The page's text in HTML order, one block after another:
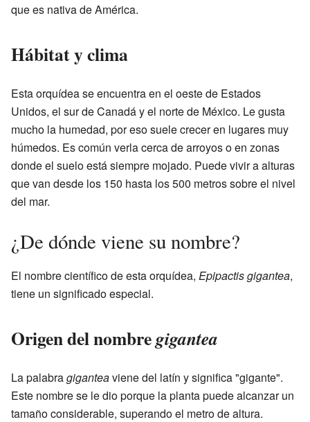
que es nativa de América.
Hábitat y clima
Esta orquídea se encuentra en el oeste de Estados
Unidos, el sur de Canadá y el norte de México. Le gusta
mucho la humedad, por eso suele crecer en lugares muy
húmedos. Es común verla cerca de arroyos o en zonas
donde el suelo está siempre mojado. Puede vivir a alturas
que van desde los 150 hasta los 500 metros sobre el nivel
del mar.
¿De dónde viene su nombre?
El nombre científico de esta orquídea, Epipactis gigantea,
tiene un significado especial.
Origen del nombregigantea
La palabragiganteaviene del latín y significa "gigante".
Este nombre se le dio porque la planta puede alcanzar un
tamaño considerable, superando el metro de altura.